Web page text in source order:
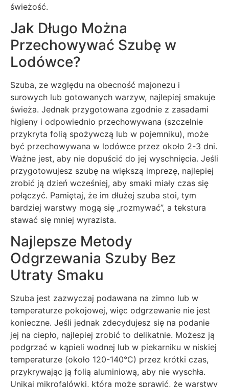
świeżość.
Jak Długo Można
Przechowywać Szubę w
Lodówce?
Szuba, ze względu na obecność majonezu i
surowych lub gotowanych warzyw, najlepiej smakuje
świeża. Jednak przygotowana zgodnie z zasadami
higieny i odpowiednio przechowywana (szczelnie
przykryta folią spożywczą lub w pojemniku), może
być przechowywana w lodówce przez około 2-3 dni.
Ważne jest, aby nie dopuścić do jej wyschnięcia. Jeśli
przygotowujesz szubę na większą imprezę, najlepiej
zrobić ją dzień wcześniej, aby smaki miały czas się
połączyć. Pamiętaj, że im dłużej szuba stoi, tym
bardziej warstwy mogą się „rozmywać”, a tekstura
stawać się mniej wyrazista.
Najlepsze Metody
Odgrzewania Szuby Bez
Utraty Smaku
Szuba jest zazwyczaj podawana na zimno lub w
temperaturze pokojowej, więc odgrzewanie nie jest
konieczne. Jeśli jednak zdecydujesz się na podanie
jej na ciepło, najlepiej zrobić to delikatnie. Możesz ją
podgrzać w kąpieli wodnej lub w piekarniku w niskiej
temperaturze (około 120-140°C) przez krótki czas,
przykrywając ją folią aluminiową, aby nie wyschła.
Unikaj mikrofalówki, która może sprawić, że warstwy